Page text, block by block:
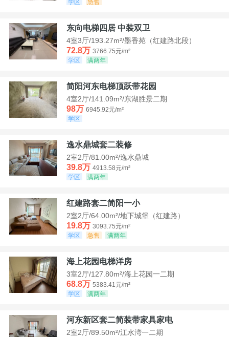
学区
急售
东向电梯四居 中装双卫
4室3厅/193.27m²/墨香苑（红建路北段）
72.8万 3766.75元/m²
学区
满两年
简阳河东电梯顶跃带花园
4室2厅/141.09m²/东湖胜景二期
98万 6945.92元/m²
学区
逸水鼎城套二装修
2室2厅/81.00m²/逸水鼎城
39.8万 4913.58元/m²
学区
满两年
红建路套二简阳一小
2室2厅/64.00m²/地下城堡（红建路）
19.8万 3093.75元/m²
学区
急售 满两年
海上花园电梯洋房
3室2厅/127.80m²/海上花园一二期
68.8万 5383.41元/m²
学区
满两年
河东新区套二简装带家具家电
2室2厅/89.50m²/江水湾一二期